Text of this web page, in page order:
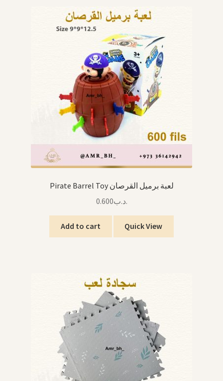
Arabic Language اللغة العربية
National Day العيد الوطني
STATIONARY القرطاسية
Birthdays أعياد الميلاد
Organizers قسم التنظيم
Giveaways التوزيعات
Pirate Barrel Toy لعبة برميل القرصان
.د.ب0.600
Add to cart Quick View